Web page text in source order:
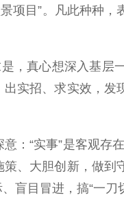
景项目”。凡此种种
真心想深入基层
实招、求实效，
“实事”是客观存在
、大胆创新，做
盲目冒进，搞“一刀